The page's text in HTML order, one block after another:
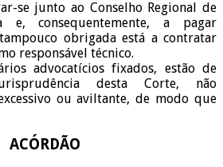
se junto ao Conselho Regional de
e, consequentemente, a pagar
obrigada está a contratar
responsável técnico.
advocatícios fixados, estão de
desta Corte, não
ou aviltante, de modo que
ACÓRDÃO